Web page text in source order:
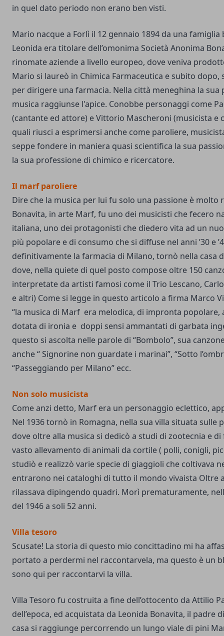
in quel dato periodo non erano ben visti.
Mario nacque a Forlì il 12 gennaio 1894 da una
Leonida era titolare dell’omonima Società Anonima
rinomate aziende a livello europeo, dove veniva
Mario si laureò in Chimica Farmaceutica e subito dopo,
per dirigere una farmacia. Nella città meneghina la sua
musica raggiunse l'apice. Conobbe personaggi come
(cantante ed attore) e Vittorio Mascheroni (musicista e
quali riusci a esprimersi anche come paroliere,
seppe fondere in maniera quasi scientifica la sua
la sua professione di chimico e ricercatore.
Il marf paroliere
Dire che la musica per lui fu solo una passione è molto
Bonavita, in arte Marf, fu uno dei musicisti che fecero
italiana, uno dei protagonisti che diedero vita ad un
più popolare e di consumo che si diffuse nel anni ’30 e
definitivamente la farmacia di Milano, tornò nella casa
dove, nella quiete di quel posto compose oltre 150
interpretate da artisti famosi come il Trio Lescano,
e altri) Come si legge in questo articolo a firma Marco
“la musica di Marf era melodica, di impronta popolare,
dotata di ironia e doppi sensi ammantati di garbata
questo si ascolta nelle parole di “Bombolo”, sua
anche “ Signorine non guardate i marinai”, “Sotto
“Passeggiando per Milano” ecc.
Non solo musicista
Come anzi detto, Marf era un personaggio eclettico,
Nel 1936 tornò in Romagna, nella sua villa situata sulle
dove oltre alla musica si dedicò a studi di zootecnia e
vasto allevamento di animali da cortile ( polli, conigli,
studiò e realizzò varie specie di giaggioli che coltivava
entrarono nei cataloghi di tutto il mondo vivaista Oltre
rilassava dipingendo quadri. Morì prematuramente,
del 1946 a soli 52 anni.
Villa tesoro
Scusate! La storia di questo mio concittadino mi ha
portato a perdermi nel raccontarvela, ma questo è un
sono qui per raccontarvi la villa.
Villa Tesoro fu costruita a fine dell’ottocento da Attilio
dell’epoca, ed acquistata da Leonida Bonavita, il padre
casa si raggiunge percorrendo un lungo viale di pini